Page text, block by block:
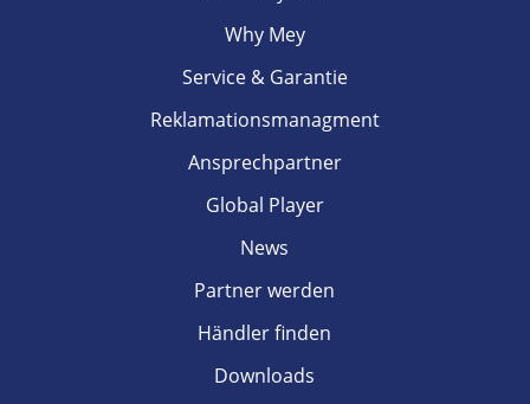
Why Mey
Service & Garantie
Reklamationsmanagment
Ansprechpartner
Global Player
News
Partner werden
Händler finden
Downloads